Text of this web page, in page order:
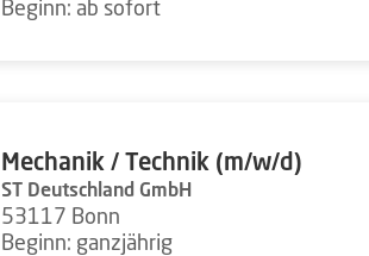
Beginn: ab sofort
Mechanik / Technik (m/w/d)
ST Deutschland GmbH
53117 Bonn
Beginn: ganzjährig